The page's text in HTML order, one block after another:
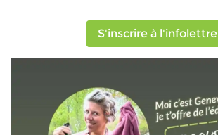
S'inscrire à l'infolettre